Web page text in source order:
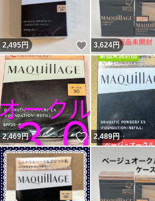
2,495円 いいね！
3,624円
2,469円 いいね！
2,489円